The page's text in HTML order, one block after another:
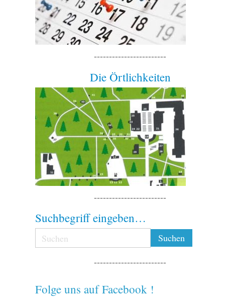
------------------------
Die Örtlichkeiten
------------------------
Suchbegriff eingeben…
------------------------
Folge uns auf Facebook !